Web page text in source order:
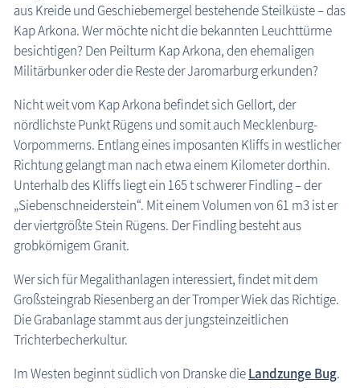
Wiek
Altefähr
Bergen
Gingst
Gustow
Ostseebad Binz
Ostseebad Prora
Ostseebad Sellin
Putbus
Lauterbach (Putbus)
Insel Usedom
Region Nordwestmecklenburg
aus Kreide und Geschiebemergel bestehende Steilküste – das
Kap Arkona. Wer möchte nicht die bekannten Leuchttürme
besichtigen? Den Peilturm Kap Arkona, den ehemaligen
Militärbunker oder die Reste der Jaromarburg erkunden?
Nicht weit vom Kap Arkona befindet sich Gellort, der
nördlichste Punkt Rügens und somit auch Mecklenburg-
Vorpommerns. Entlang eines imposanten Kliffs in westlicher
Richtung gelangt man nach etwa einem Kilometer dorthin.
Unterhalb des Kliffs liegt ein 165 t schwerer Findling – der
„Siebenschneiderstein“. Mit einem Volumen von 61 m3 ist er
der viertgrößte Stein Rügens. Der Findling besteht aus
grobkörnigem Granit.
Wer sich für Megalithanlagen interessiert, findet mit dem
Großsteingrab Riesenberg an der Tromper Wiek das Richtige.
Die Grabanlage stammt aus der jungsteinzeitlichen
Trichterbecherkultur.
Im Westen beginnt südlich von Dranske dieLandzunge Bug.